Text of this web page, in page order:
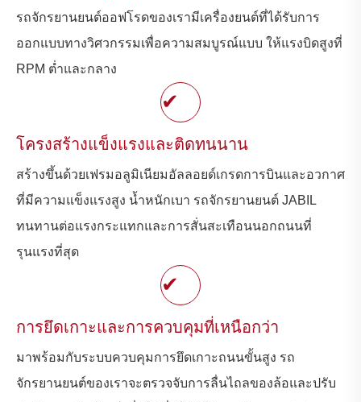
รถจักรยานยนต์ออฟโรดของเรามีเครื่องยนต์ที่ได้รับการ
ออกแบบทางวิศวกรรมเพื่อความสมบูรณ์แบบ ให้แรงบิดสูงที่
RPM ต่ำและกลาง
✔
โครงสร้างแข็งแรงและติดทนนาน
สร้างขึ้นด้วยเฟรมอลูมิเนียมอัลลอยด์เกรดการบินและอวกาศ
ที่มีความแข็งแรงสูง น้ำหนักเบา รถจักรยานยนต์ JABIL
ทนทานต่อแรงกระแทกและการสั่นสะเทือนนอกถนนที่
รุนแรงที่สุด
✔
การยึดเกาะและการควบคุมที่เหนือกว่า
มาพร้อมกับระบบควบคุมการยึดเกาะถนนขั้นสูง รถ
จักรยานยนต์ของเราจะตรวจจับการลื่นไถลของล้อและปรับ